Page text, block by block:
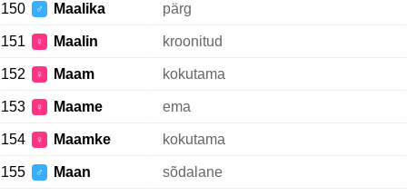
150 ♂ Maalika pärg
151 ♀ Maalin kroonitud
152 ♀ Maam kokutama
153 ♀ Maame ema
154 ♀ Maamke kokutama
155 ♂ Maan sõdalane